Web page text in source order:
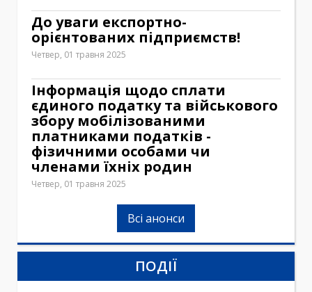
До уваги експортно-
орієнтованих підприємств!
Четвер, 01 травня 2025
Інформація щодо сплати
єдиного податку та військового
збору мобілізованими
платниками податків -
фізичними особами чи
членами їхніх родин
Четвер, 01 травня 2025
Всі анонси
ПОДІЇ